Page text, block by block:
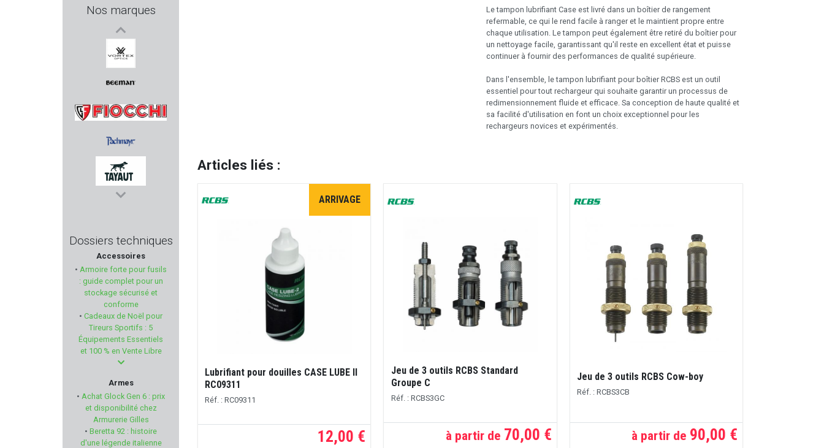
Nos marques
MARY ARM
VORTEX OPTICS
BEEMAN
FIOCCHI
PACHMAYR
TAYAUT
EASY PASTERS
DIAMONDBACK
BSST
MEGALINE
MAGLITE
ARISAKA DEFENSE
Dossiers techniques
Accessoires
• Armoire forte pour fusils
: guide complet pour un
stockage sécurisé et
conforme
• Cadeaux de Noël pour
Tireurs Sportifs : 5
Équipements Essentiels
et 100 % en Vente Libre
Armes
• Achat Glock Gen 6 : prix
et disponibilité chez
Armurerie Gilles
• Beretta 92 : histoire
d'une légende italienne
Le tampon lubrifiant Case est livré dans un boîtier de rangement
refermable, ce qui le rend facile à ranger et le maintient propre entre
chaque utilisation. Le tampon peut également être retiré du boîtier pour
un nettoyage facile, garantissant qu'il reste en excellent état et puisse
continuer à fournir des performances de qualité supérieure.
Dans l'ensemble, le tampon lubrifiant pour boîtier RCBS est un outil
essentiel pour tout rechargeur qui souhaite garantir un processus de
redimensionnement fluide et efficace. Sa conception de haute qualité et
sa facilité d'utilisation en font un choix exceptionnel pour les
rechargeurs novices et expérimentés.
Articles liés :
ARRIVAGE
Lubrifiant pour douilles CASE LUBE II
RC09311
Réf. : RC09311
12,00 €
Jeu de 3 outils RCBS Standard
Groupe C
Réf. : RCBS3GC
à partir de70,00 €
Jeu de 3 outils RCBS Cow-boy
Réf. : RCBS3CB
à partir de90,00 €